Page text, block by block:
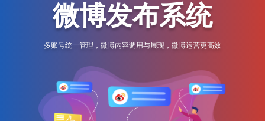
微博发布系统
多账号统一管理，微博内容调用与展现，微博运营更高效